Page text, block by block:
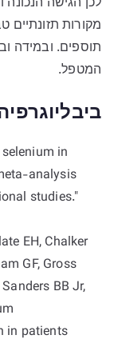
מקורות תזונתיים
תוספים. ובמידה
המטפל.
in
analysis
studies."
EH, Chalker
GF, Gross
BB Jr,
in patients